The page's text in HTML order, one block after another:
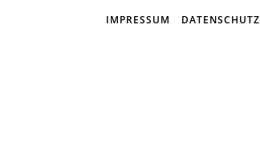
IMPRESSUM DATENSCHUTZ